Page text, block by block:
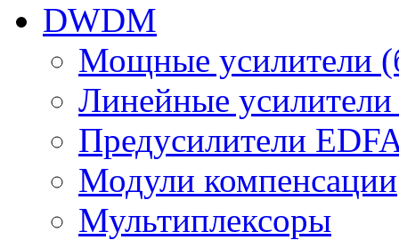
DWDM
Мощные усилители
Линейные
Предусилители
Модули компенсации
Мультиплексоры